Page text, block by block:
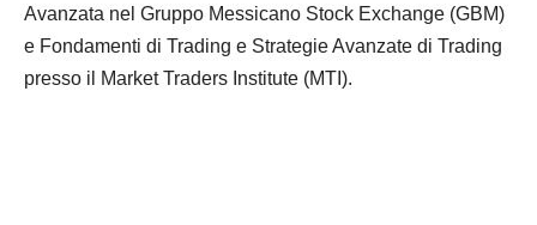
Avanzata nel Gruppo Messicano Stock Exchange (GBM)
e Fondamenti di Trading e Strategie Avanzate di Trading
presso il Market Traders Institute (MTI).